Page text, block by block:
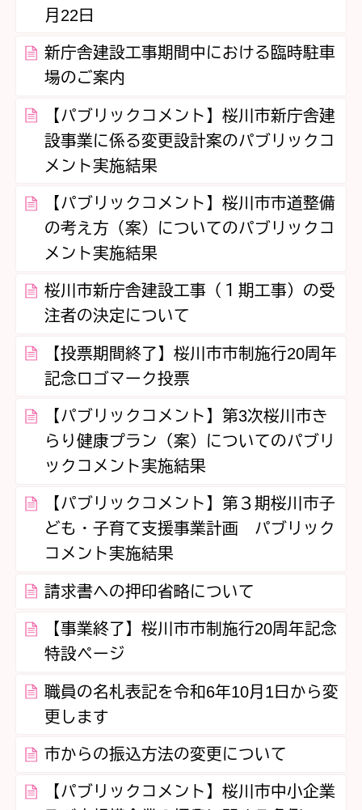
月22日
新庁舎建設工事期間中における臨時駐車
場のご案内
【パブリックコメント】桜川市新庁舎建
設事業に係る変更設計案のパブリックコ
メント実施結果
【パブリックコメント】桜川市市道整備
の考え方（案）についてのパブリックコ
メント実施結果
桜川市新庁舎建設工事（１期工事）の受
注者の決定について
【投票期間終了】桜川市市制施行20周年
記念ロゴマーク投票
【パブリックコメント】第3次桜川市き
らり健康プラン（案）についてのパブリ
ックコメント実施結果
【パブリックコメント】第３期桜川市子
ども・子育て支援事業計画 パブリック
コメント実施結果
請求書への押印省略について
【事業終了】桜川市市制施行20周年記念
特設ページ
職員の名札表記を令和6年10月1日から変
更します
市からの振込方法の変更について
【パブリックコメント】桜川市中小企業